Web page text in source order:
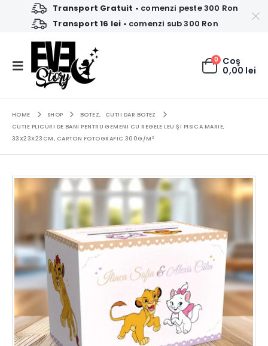
Transport Gratuit • comenzi peste 300 Ron
Transport 16 lei • comenzi sub 300 Ron
0 Coş
0,00 lei
HOME SHOP BOTEZ,
CUTII DAR BOTEZ
CUTIE PLICURI DE BANI PENTRU GEMENI CU REGELE LEU ŞI PISICA MARIE,
33X23X23CM, CARTON FOTOGRAFIC 300G/M²